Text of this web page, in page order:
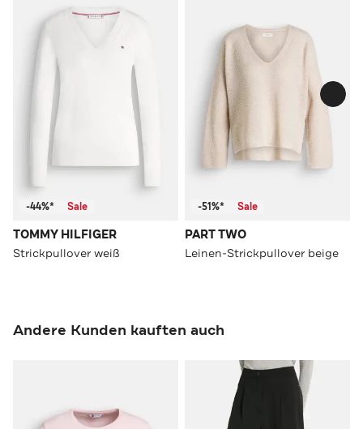
-44%* Sale
TOMMY HILFIGER
Strickpullover weiß
-51%* Sale
PART TWO
Leinen-Strickpullover beige
Andere Kunden kauften auch